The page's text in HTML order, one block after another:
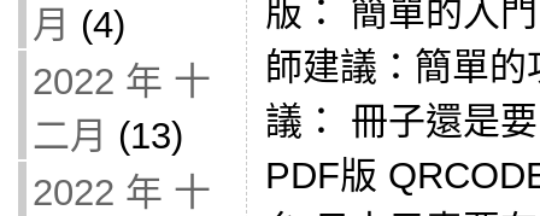
月 (4)
2022 年 十
二月 (13)
2022 年 十
版： 簡單的入
師建議：簡單
議： 冊子還是
PDF版